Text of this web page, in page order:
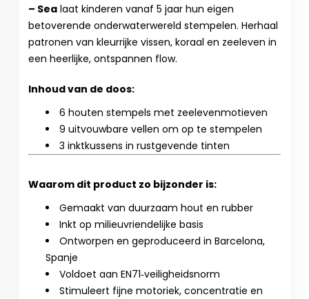
– Sea laat kinderen vanaf 5 jaar hun eigen
betoverende onderwaterwereld stempelen. Herhaal
patronen van kleurrijke vissen, koraal en zeeleven in
een heerlijke, ontspannen flow.
Inhoud van de doos:
6 houten stempels met zeelevenmotieven
9 uitvouwbare vellen om op te stempelen
3 inktkussens in rustgevende tinten
Waarom dit product zo bijzonder is:
Gemaakt van duurzaam hout en rubber
​​​​​​​Inkt op milieuvriendelijke basis
Ontworpen en geproduceerd in Barcelona,
Spanje
Voldoet aan EN71‑veiligheidsnorm
Stimuleert fijne motoriek, concentratie en